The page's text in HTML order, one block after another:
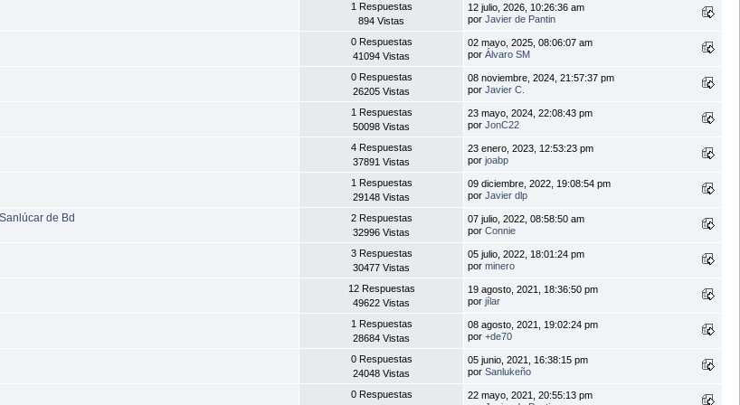
1 Respuestas
894 Vistas
12 julio, 2026, 10:26:36 am
por Javier de Pantin
0 Respuestas
41094 Vistas
02 mayo, 2025, 08:06:07 am
por Álvaro SM
0 Respuestas
26205 Vistas
08 noviembre, 2024, 21:57:37 pm
por Javier C.
1 Respuestas
50098 Vistas
23 mayo, 2024, 22:08:43 pm
por JonC22
4 Respuestas
37891 Vistas
23 enero, 2023, 12:53:23 pm
por joabp
1 Respuestas
29148 Vistas
09 diciembre, 2022, 19:08:54 pm
por Javier dlp
de Bd
2 Respuestas
32996 Vistas
07 julio, 2022, 08:58:50 am
por Connie
3 Respuestas
30477 Vistas
05 julio, 2022, 18:01:24 pm
por minero
12 Respuestas
49622 Vistas
19 agosto, 2021, 18:36:50 pm
por jílar
1 Respuestas
28684 Vistas
08 agosto, 2021, 19:02:24 pm
por +de70
0 Respuestas
24048 Vistas
05 junio, 2021, 16:38:15 pm
por Sanlukeño
0 Respuestas
22 mayo, 2021, 20:55:13 pm